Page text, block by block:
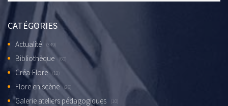
CATÉGORIES
Actualité (349)
Bibliothèque (60)
Créa-Flore (12)
Flore en scène (26)
Galerie ateliers pédagogiques (10)